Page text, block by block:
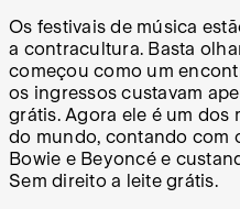
Os festivais de música
a contracultura. Basta
começou como um
os ingressos custavam
grátis. Agora ele é um dos
do mundo, contando com
Bowie e Beyoncé e
Sem direito a leite grátis.